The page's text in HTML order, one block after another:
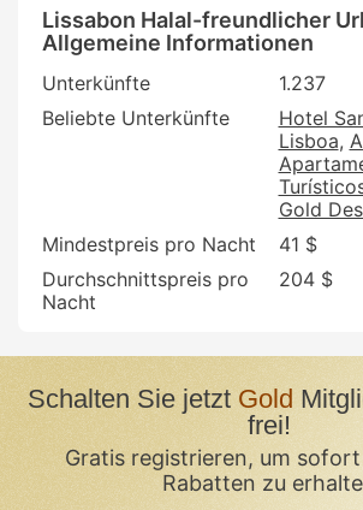
Sesimbra
Sintra
Vila Franca de Xira
Lissabon Halal-freundlicher
Allgemeine Informationen
Unterkünfte
1.237
Beliebte Unterkünfte
Hotel
Lisboa
Gold
Mindestpreis pro Nacht
41 $
Durchschnittspreis pro
Nacht
204 $
Schalten Sie jetztGold
frei!
Gratis registrieren, um
Rabatten zu